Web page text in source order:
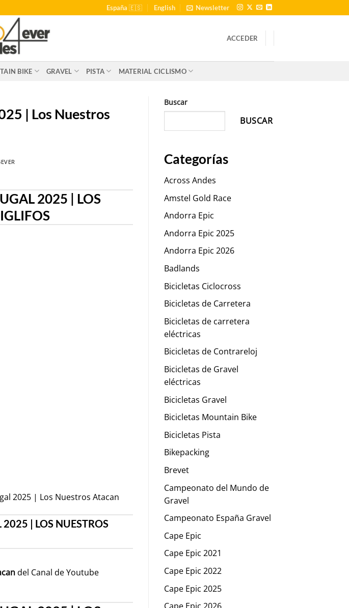
España 🇪🇸 English Newsletter
ACCEDER
BIKE GRAVEL PISTA MATERIAL CICLISMO
| Los Nuestros
2025 | LOS
2025 | Los Nuestros Atacan
| LOS NUESTROS
del Canal de Youtube
Buscar
BUSCAR
Categorías
Across Andes
Amstel Gold Race
Andorra Epic
Andorra Epic 2025
Andorra Epic 2026
Badlands
Bicicletas Ciclocross
Bicicletas de Carretera
Bicicletas de carretera
eléctricas
Bicicletas de Contrareloj
Bicicletas de Gravel
eléctricas
Bicicletas Gravel
Bicicletas Mountain Bike
Bicicletas Pista
Bikepacking
Brevet
Campeonato del Mundo de
Gravel
Campeonato España Gravel
Cape Epic
Cape Epic 2021
Cape Epic 2022
Cape Epic 2025